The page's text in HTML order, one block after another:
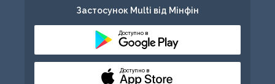
Застосунок Multi від Мінфін
Доступно в
Доступно в